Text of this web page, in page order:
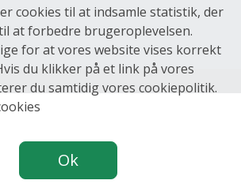
cookies til at indsamle statistik, der
at forbedre brugeroplevelsen.
for at vores website vises korrekt
du klikker på et link på vores
du samtidig vores cookiepolitik.
Ok